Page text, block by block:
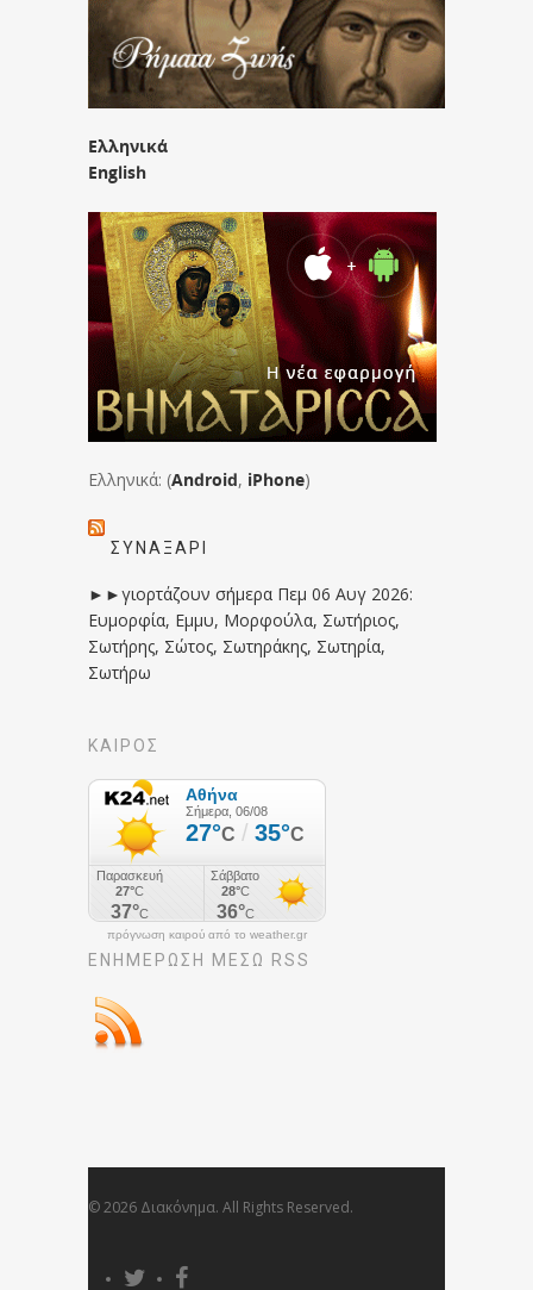
Ελληνικά
English
Ελληνικά: (Android, iPhone)
ΣΥΝΑΞΆΡΙ
►►γιορτάζουν σήμερα Πεμ 06 Αυγ 2026:
Ευμορφία, Εμμυ, Μορφούλα, Σωτήριος,
Σωτήρης, Σώτος, Σωτηράκης, Σωτηρία,
Σωτήρω
ΚΑΙΡΟΣ
πρόγνωση καιρού από το weather.gr
ΕΝΗΜΈΡΩΣΉ ΜΕΣΩ RSS
© 2026 Διακόνημα. All Rights Reserved.